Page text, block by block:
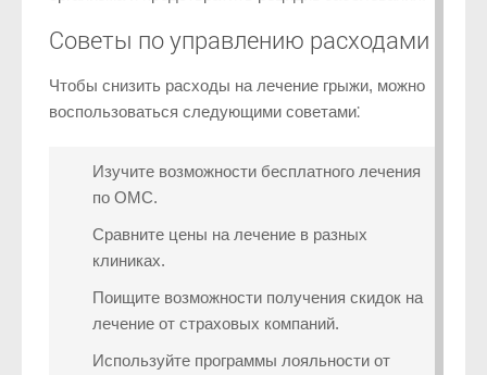
Советы по управлению расходами
Чтобы снизить расходы на лечение грыжи, можно
воспользоваться следующими советами⁚
Изучите возможности бесплатного лечения
по ОМС.
Сравните цены на лечение в разных
клиниках.
Поищите возможности получения скидок на
лечение от страховых компаний.
Используйте программы лояльности от